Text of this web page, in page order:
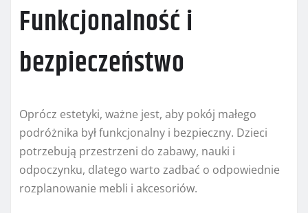
Funkcjonalność i
bezpieczeństwo
Oprócz estetyki, ważne jest, aby pokój małego
podróżnika był funkcjonalny i bezpieczny. Dzieci
potrzebują przestrzeni do zabawy, nauki i
odpoczynku, dlatego warto zadbać o odpowiednie
rozplanowanie mebli i akcesoriów.